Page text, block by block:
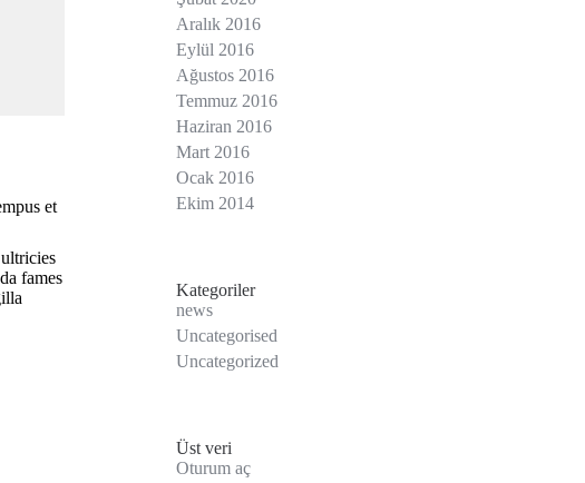
et
fames
Aralık 2016
Eylül 2016
Ağustos 2016
Temmuz 2016
Haziran 2016
Mart 2016
Ocak 2016
Ekim 2014
Kategoriler
news
Uncategorised
Uncategorized
Üst veri
Oturum aç